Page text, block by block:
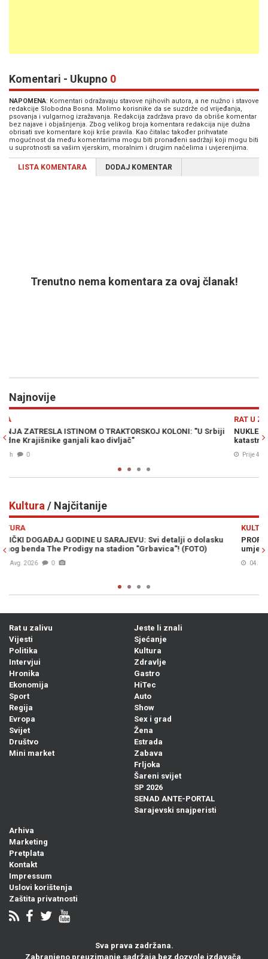
Komentari - Ukupno 0
NAPOMENA: Komentari odražavaju stavove njihovih autora, a ne nužno i stavove
redakcije Slobodna Bosna. Molimo korisnike da se suzdrže od vrijeđanja,
psovanja i vulgarnog izražavanja. Redakcija zadržava pravo da obriše komentar
bez najave i objašnjenja. Zbog velikog broja komentara redakcija nije dužna
obrisati sve komentare koji krše pravila. Kao čitalac također prihvatate
mogućnost da među komentarima mogu biti pronađeni sadržaji koji mogu biti
u suprotnosti sa vašim vjerskim, moralnim i drugim načelima i uvjerenjima.
LISTA KOMENTARA DODAJ KOMENTAR
Trenutno nema komentara za ovaj članak!
Najnovije
Srbiji
NUKLEARNA OPCIJA NA STOLU: Wilkerson upozorava na
katastrofalan scenario u ratu sa Iranom
Kultura / Najčitanije
PROFESOR TOMISLAV TADIĆ: Ivan Focht - u potrazi za tajnom
umjetnosti
04. Avg. 2026
Rat u zalivu
Vijesti
Politika
Intervjui
Hronika
Ekonomija
Sport
Regija
Evropa
Svijet
Društvo
Mini market
Jeste li znali
Sjećanje
Kultura
Zdravlje
Gastro
HiTec
Auto
Show
Sex i grad
Žena
Estrada
Zabava
Frljoka
Šareni svijet
SP 2026
SENAD ANTE-PORTAL
Sarajevski snajperisti
Arhiva
Marketing
Pretplata
Kontakt
Impressum
Uslovi korištenja
Zaštita privatnosti
Sva prava zadržana.
Zabranjeno preuzimanje sadržaja bez dozvole izdavača.